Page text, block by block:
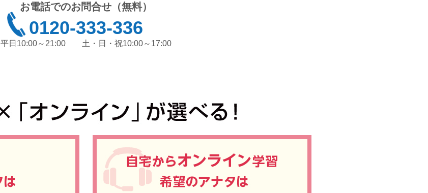
お電話でのお問合せ（無料）
0120-333-336
平日10:00～21:00 土・日・祝10:00～17:00